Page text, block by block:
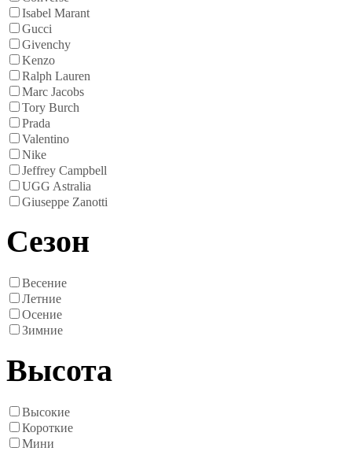
Isabel Marant
Gucci
Givenchy
Kenzo
Ralph Lauren
Marc Jacobs
Tory Burch
Prada
Valentino
Nike
Jeffrey Campbell
UGG Astralia
Giuseppe Zanotti
Сезон
Весение
Летние
Осение
Зимние
Высота
Высокие
Короткие
Мини